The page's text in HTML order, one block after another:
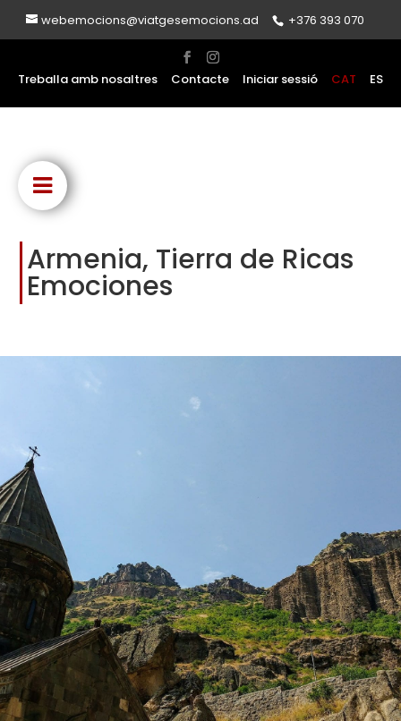
webemocions@viatgesemocions.ad +376 393 070
Treballa amb nosaltres Contacte Iniciar sessió CAT ES
Armenia, Tierra de Ricas
Emociones